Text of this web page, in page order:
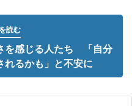
読む
を感じる人たち 「自分
れるかも」と不安に